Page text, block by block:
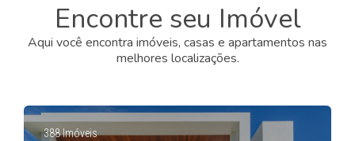
Encontre seu Imóvel
Aqui você encontra imóveis, casas e apartamentos nas
melhores localizações.
388 Imóveis